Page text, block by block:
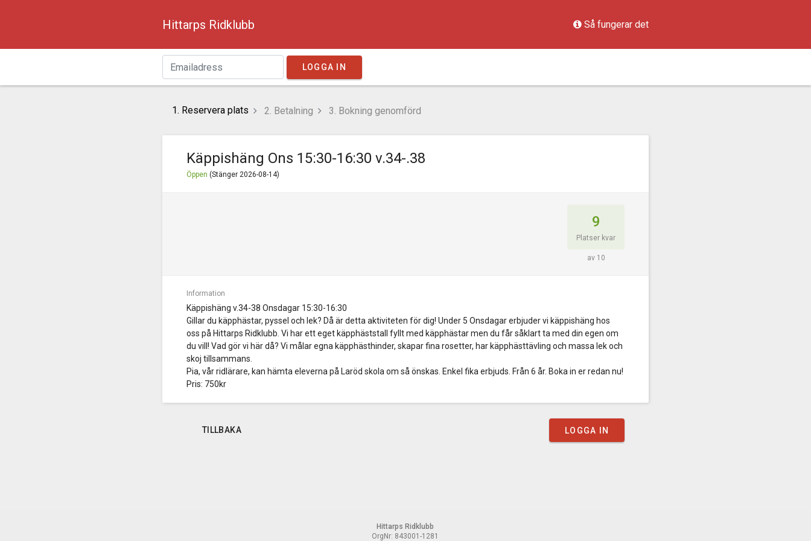
Hittarps Ridklubb Så fungerar det
LOGGA IN
1. Reservera plats 2. Betalning 3. Bokning genomförd
Käppishäng Ons 15:30-16:30 v.34-.38
Öppen (Stänger 2026-08-14)
9
Platser kvar
av 10
Information
Käppishäng v.34-38 Onsdagar 15:30-16:30
Gillar du käpphästar, pyssel och lek? Då är detta aktiviteten för dig! Under 5 Onsdagar erbjuder vi käppishäng hos
oss på Hittarps Ridklubb. Vi har ett eget käpphäststall fyllt med käpphästar men du får såklart ta med din egen om
du vill! Vad gör vi här då? Vi målar egna käpphästhinder, skapar fina rosetter, har käpphästtävling och massa lek och
skoj tillsammans.
Pia, vår ridlärare, kan hämta eleverna på Laröd skola om så önskas. Enkel fika erbjuds. Från 6 år. Boka in er redan nu!
Pris: 750kr
TILLBAKA LOGGA IN
Hittarps Ridklubb
OrgNr: 843001-1281